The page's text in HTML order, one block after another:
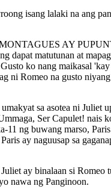
Salamat po!
isang lalaki na ang
AY
dapat matutunan at
ko nang maikasal
ni Romeo na gusto
sa asotea ni Juliet
Ser Capulet! nais
11 ng buwang marso,
ay naguusap sa
ay binalaan si Romeo
nawa ng Panginoon.